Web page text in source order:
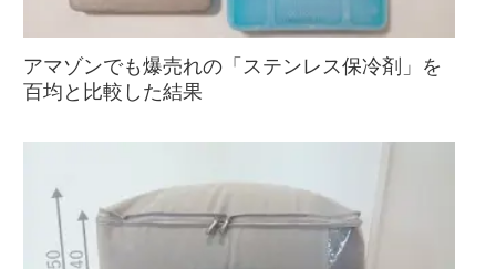
アマゾンでも爆売れの「ステンレス保冷剤」を
百均と比較した結果